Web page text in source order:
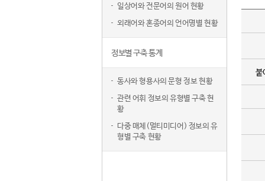
일상어와 전문어의 원어 현황
외래어와 혼종어의 언어명별 현황
정보별 구축 통계
동사와 형용사의 문형 정보 현황
관련 어휘 정보의 유형별 구축 현
황
다중 매체(멀티미디어) 정보의 유
형별 구축 현황
붙